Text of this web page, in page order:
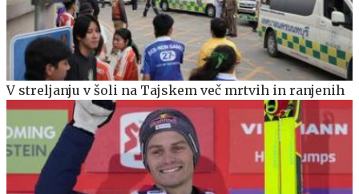
V streljanju v šoli na Tajskem več mrtvih in ranjenih